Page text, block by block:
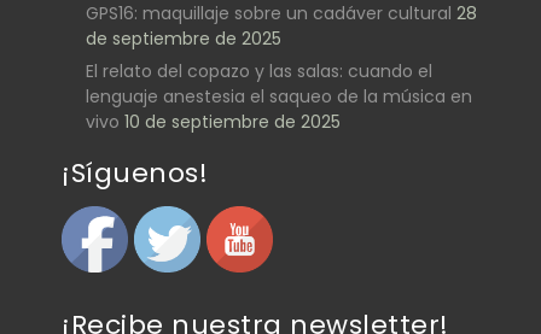
GPS16: maquillaje sobre un cadáver cultural 28
de septiembre de 2025
El relato del copazo y las salas: cuando el
lenguaje anestesia el saqueo de la música en
vivo 10 de septiembre de 2025
¡Síguenos!
¡Recibe nuestra newsletter!